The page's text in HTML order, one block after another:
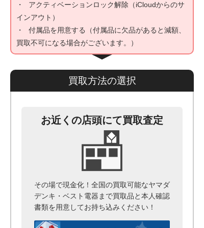
アクティベーションロック解除（iCloudからのサ
インアウト）
付属品を用意する（付属品に欠品があると減額、
買取不可になる場合がございます。）
買取方法の選択
お近くの店頭にて買取査定
その場で現金化！全国の買取可能なヤマダ
デンキ・ベスト電器まで買取品と本人確認
書類を用意してお持ち込みください！